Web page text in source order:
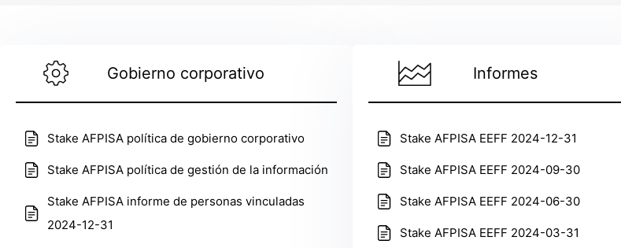
Gobierno corporativo
Stake AFPISA política de gobierno corporativo
Stake AFPISA política de gestión de la información
Stake AFPISA informe de personas vinculadas
2024-12-31
Informes
Stake AFPISA EEFF 2024-12-31
Stake AFPISA EEFF 2024-09-30
Stake AFPISA EEFF 2024-06-30
Stake AFPISA EEFF 2024-03-31